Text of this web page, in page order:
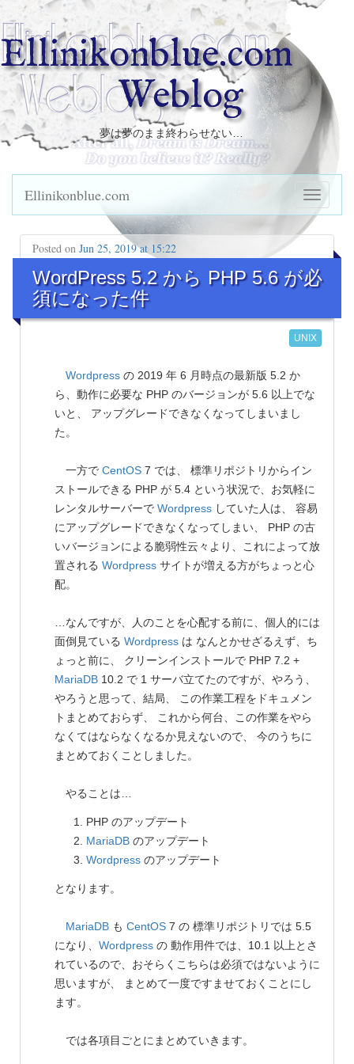
Ellinikonblue.com
Weblog
夢は夢のまま終わらせない…
Ellinikonblue.com
Posted on Jun 25, 2019 at 15:22
WordPress 5.2 から PHP 5.6 が必
須になった件
UNIX
Wordpress の 2019 年 6 月時点の最新版 5.2 か
ら、動作に必要な PHP のバージョンが 5.6 以上でな
いと、 アップグレードできなくなってしまいまし
た。
一方で CentOS 7 では、 標準リポジトリからイン
ストールできる PHP が 5.4 という状況で、お気軽に
レンタルサーバーで Wordpress していた人は、 容易
にアップグレードできなくなってしまい、 PHP の古
いバージョンによる脆弱性云々より、これによって放
置される Wordpress サイトが増える方がちょっと心
配。
…なんですが、人のことを心配する前に、個人的には
面倒見ている Wordpress は なんとかせざるえず、ち
ょっと前に、 クリーンインストールで PHP 7.2 +
MariaDB 10.2 で 1 サーバ立てたのですが、やろう、
やろうと思って、結局、 この作業工程をドキュメン
トまとめておらず、 これから何台、この作業をやら
なくてはならなくなるか見えないので、 今のうちに
まとめておくことしました。
やることは…
PHP のアップデート
MariaDB のアップデート
Wordpress のアップデート
となります。
MariaDB も CentOS 7 の 標準リポジトリでは 5.5
になり、 Wordpress の 動作用件では、10.1 以上とさ
れているので、おそらくこちらは必須ではないように
思いますが、 まとめて一度ですませておくことにし
ます。
では各項目ごとにまとめていきます。